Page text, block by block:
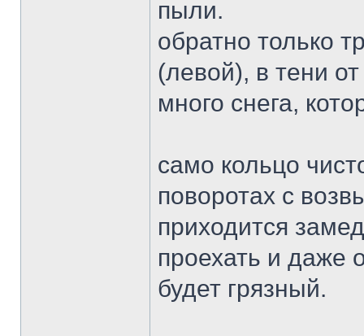
пыли.
обратно только
(левой), в тени
много снега,
само кольцо
поворотах с
приходится
проехать и даже
будет грязный.